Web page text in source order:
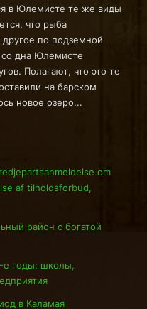
в Юлемисте те же виды
что рыба
другое по подземной
со дна Юлемисте
Полагают, что это те
на барском
новое озеро...
om
af tilholdsforbud,
район с богатой
е годы: школы,
в Каламая